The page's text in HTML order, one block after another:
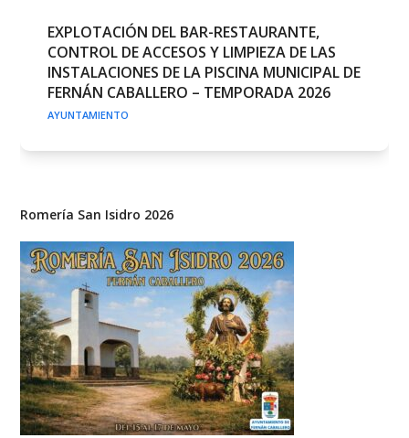
EXPLOTACIÓN DEL BAR-RESTAURANTE,
CONTROL DE ACCESOS Y LIMPIEZA DE LAS
INSTALACIONES DE LA PISCINA MUNICIPAL DE
FERNÁN CABALLERO – TEMPORADA 2026
AYUNTAMIENTO
Romería San Isidro 2026